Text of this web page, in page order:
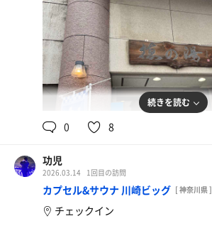
続きを読む
0 8
功児
2026.03.14 1回目の訪問
カプセル&サウナ 川崎ビッグ [ 神奈川県 ]
チェックイン